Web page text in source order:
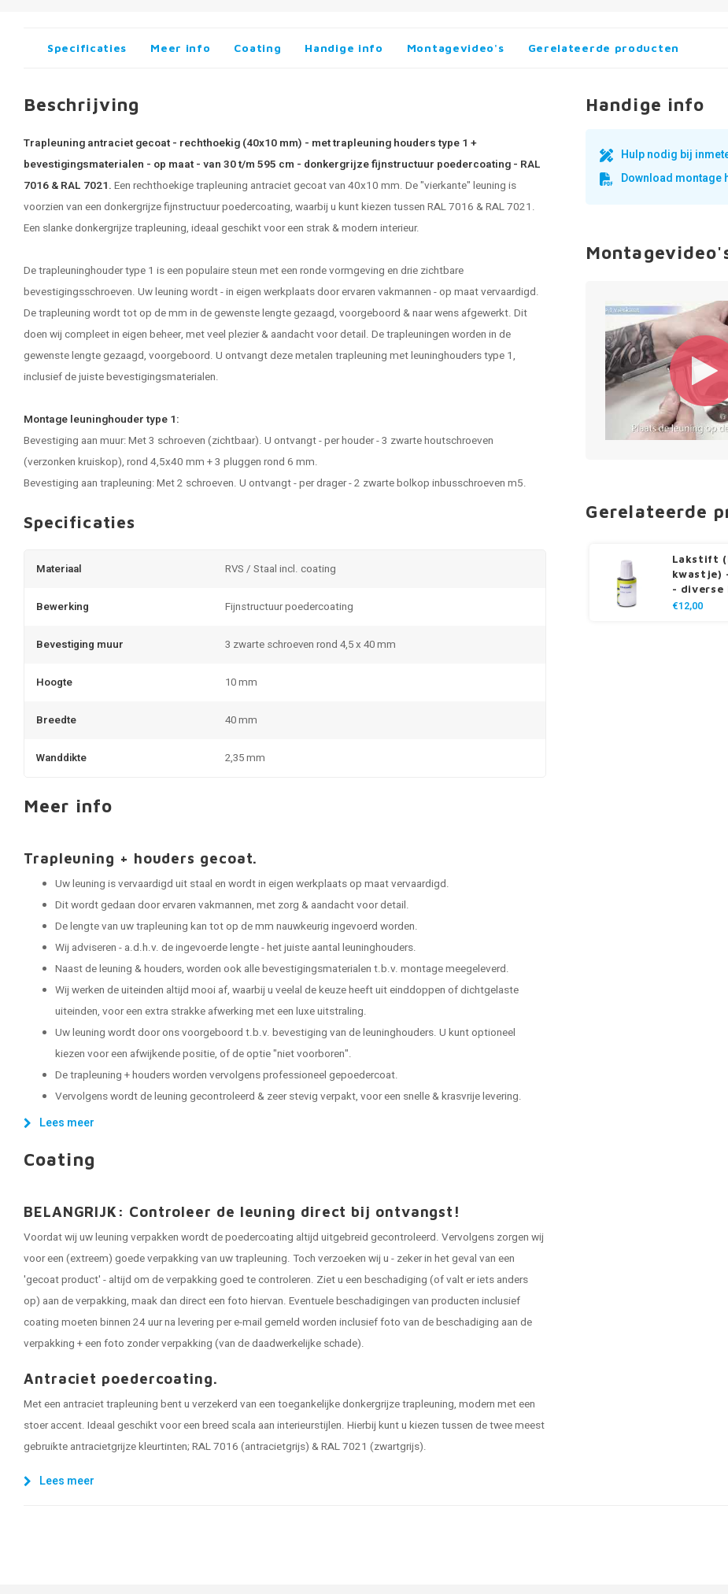
Specificaties Meer info Coating Handige info Montagevideo's Gerelateerde producten
Beschrijving
Trapleuning antraciet gecoat - rechthoekig (40x10 mm) - met trapleuning houders type 1 +
bevestigingsmaterialen - op maat - van 30 t/m 595 cm - donkergrijze fijnstructuur poedercoating - RAL
7016 & RAL 7021. Een rechthoekige trapleuning antraciet gecoat van 40x10 mm. De "vierkante" leuning is
voorzien van een donkergrijze fijnstructuur poedercoating, waarbij u kunt kiezen tussen RAL 7016 & RAL 7021.
Een slankedonkergrijze trapleuning, ideaal geschikt voor een strak & modern interieur.
De trapleuninghouder type 1 is een populaire steun met een ronde vormgeving en drie zichtbare
bevestigingsschroeven. Uw leuning wordt - in eigen werkplaats door ervaren vakmannen - op maat vervaardigd.
De trapleuning wordt tot op de mm in de gewenste lengte gezaagd, voorgeboord & naar wens afgewerkt. Dit
doen wij compleet in eigen beheer, met veel plezier & aandacht voor detail. De trapleuningen worden in de
gewenste lengte gezaagd, voorgeboord. U ontvangt deze metalen trapleuning met leuninghouders type 1,
inclusief de juiste bevestigingsmaterialen.
Montage leuninghouder type 1:
Bevestiging aan muur: Met 3 schroeven (zichtbaar). U ontvangt - per houder - 3 zwarte houtschroeven
(verzonken kruiskop), rond 4,5x40 mm + 3 pluggen rond 6 mm.
Bevestiging aan trapleuning: Met 2 schroeven. U ontvangt - per drager - 2 zwarte bolkop inbusschroeven m5.
Specificaties
Materiaal RVS / Staal incl. coating
Bewerking Fijnstructuur poedercoating
Bevestiging muur 3 zwarte schroeven rond 4,5 x 40 mm
Hoogte 10 mm
Breedte 40 mm
Wanddikte 2,35 mm
Meer info
Trapleuning + houders gecoat.
Uw leuning is vervaardigd uit staal en wordt in eigen werkplaats op maat vervaardigd.
Dit wordt gedaan door ervaren vakmannen, met zorg & aandacht voor detail.
De lengte van uw trapleuning kan tot op de mm nauwkeurig ingevoerd worden.
Wij adviseren - a.d.h.v. de ingevoerde lengte - het juiste aantal leuninghouders.
Naast de leuning & houders, worden ook alle bevestigingsmaterialen t.b.v. montage meegeleverd.
Wij werken de uiteinden altijd mooi af, waarbij u veelal de keuze heeft uit einddoppen of dichtgelaste
uiteinden, voor een extra strakke afwerking met een luxe uitstraling.
Uw leuning wordt door ons voorgeboord t.b.v. bevestiging van de leuninghouders. U kunt optioneel
kiezen voor een afwijkende positie, of de optie "niet voorboren".
De trapleuning + houders worden vervolgens professioneel gepoedercoat.
Vervolgens wordt de leuning gecontroleerd & zeer stevig verpakt, voor een snelle & krasvrije levering.
Lees meer
Coating
BELANGRIJK: Controleer de leuning direct bij ontvangst!
Voordat wij uw leuning verpakken wordt de poedercoating altijd uitgebreid gecontroleerd. Vervolgens zorgen wij
voor een (extreem) goede verpakking van uw trapleuning. Toch verzoeken wij u - zeker in het geval van een
'gecoat product' - altijd om de verpakking goed te controleren. Ziet u een beschadiging (of valt er iets anders
op) aan de verpakking, maak dan direct een foto hiervan. Eventuele beschadigingen van producten inclusief
coating moeten binnen 24 uur na levering per e-mail gemeld worden inclusief foto van de beschadiging aan de
verpakking + een foto zonder verpakking (van de daadwerkelijke schade).
Antraciet poedercoating.
Met een antraciet trapleuning bent u verzekerd van een toegankelijke donkergrijze trapleuning, modern met een
stoer accent. Ideaal geschikt voor een breed scala aan interieurstijlen. Hierbij kunt u kiezen tussen de twee meest
gebruikte antracietgrijze kleurtinten; RAL 7016 (antracietgrijs) & RAL 7021 (zwartgrijs).
Lees meer
Handige info
Hulp nodig bij
Download montage
Gerelateerde
Lakstift
kwastje)
- diverse
€12,00